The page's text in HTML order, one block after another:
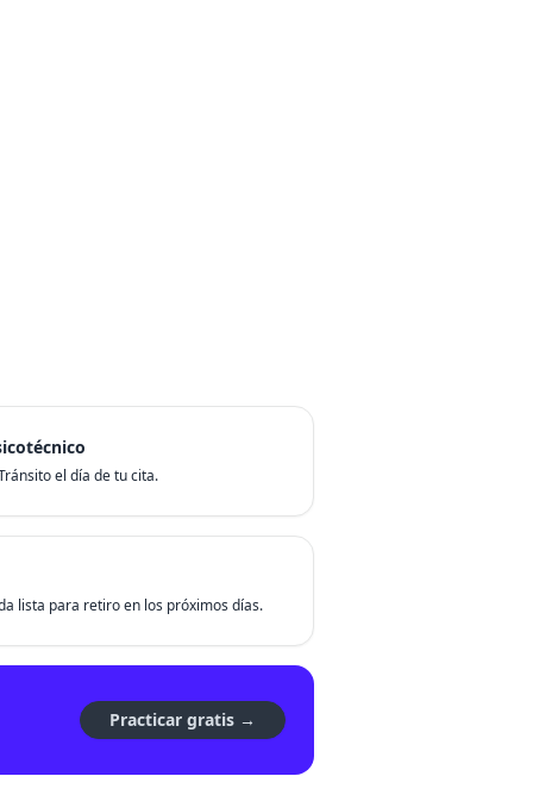
el día de tu cita.
lista para retiro en los próximos días.
Practicar gratis →